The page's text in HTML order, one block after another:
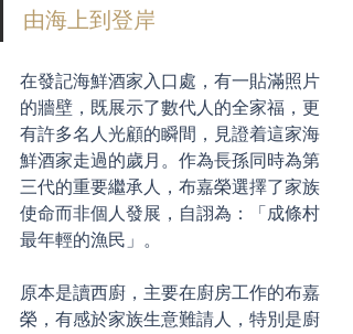
由海上到登岸
在發記海鮮酒家入口處，有一貼滿照片
的牆壁，既展示了數代人的全家福，更
有許多名人光顧的瞬間，見證着這家海
鮮酒家走過的歲月。作為長孫同時為第
三代的重要繼承人，布嘉榮選擇了家族
使命而非個人發展，自詡為：「成條村
最年輕的漁民」。
原本是讀西廚，主要在廚房工作的布嘉
榮，有感於家族生意難請人，特別是廚